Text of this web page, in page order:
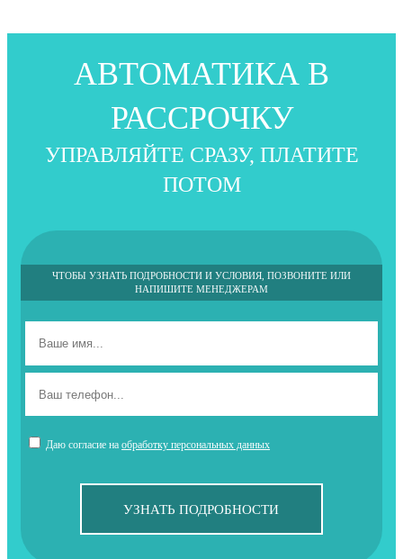
АВТОМАТИКА В
РАССРОЧКУ
УПРАВЛЯЙТЕ СРАЗУ, ПЛАТИТЕ
ПОТОМ
ЧТОБЫ УЗНАТЬ ПОДРОБНОСТИ И УСЛОВИЯ, ПОЗВОНИТЕ ИЛИ
НАПИШИТЕ МЕНЕДЖЕРАМ
Даю согласие наобработку персональных данных
УЗНАТЬ ПОДРОБНОСТИ